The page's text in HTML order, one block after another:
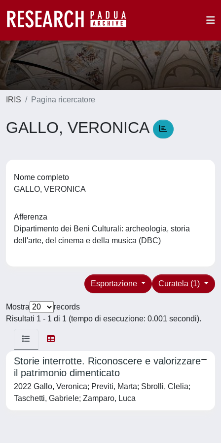
IRIS Pagina ricercatore
GALLO, VERONICA
Nome completo
GALLO, VERONICA
Afferenza
Dipartimento dei Beni Culturali: archeologia, storia
dell'arte, del cinema e della musica (DBC)
Curatela (1)
Esportazione
Mostra
records
Risultati 1 - 1 di 1 (tempo di esecuzione: 0.001 secondi).
Storie interrotte. Riconoscere e valorizzare
il patrimonio dimenticato
2022 Gallo, Veronica; Previti, Marta; Sbrolli, Clelia;
Taschetti, Gabriele; Zamparo, Luca